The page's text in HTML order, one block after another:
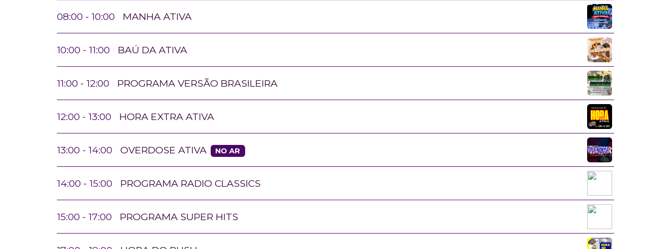
08:00 - 10:00 MANHA ATIVA
10:00 - 11:00 BAÚ DA ATIVA
11:00 - 12:00 PROGRAMA VERSÃO BRASILEIRA
12:00 - 13:00 HORA EXTRA ATIVA
13:00 - 14:00 OVERDOSE ATIVA NO AR
14:00 - 15:00 PROGRAMA RADIO CLASSICS
15:00 - 17:00 PROGRAMA SUPER HITS